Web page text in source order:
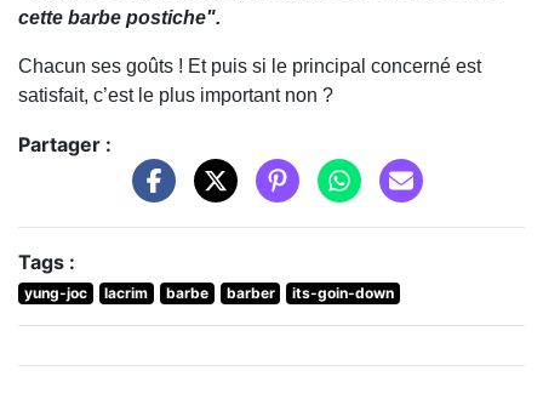
cette barbe postiche".
Chacun ses goûts ! Et puis si le principal concerné est
satisfait, c’est le plus important non ?
Partager :
Tags :
yung-joc lacrim barbe barber its-goin-down